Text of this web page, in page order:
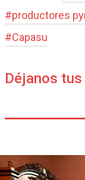
#productores
#Capasu
Déjanos